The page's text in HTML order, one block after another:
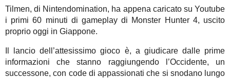
Tilmen, di Nintendomination, ha appena caricato su Youtube
i primi 60 minuti di gameplay di Monster Hunter 4, uscito
proprio oggi in Giappone.
Il lancio dell’attesissimo gioco è, a giudicare dalle prime
informazioni che stanno raggiungendo l’Occidente, un
successone, con code di appassionati che si snodano lungo